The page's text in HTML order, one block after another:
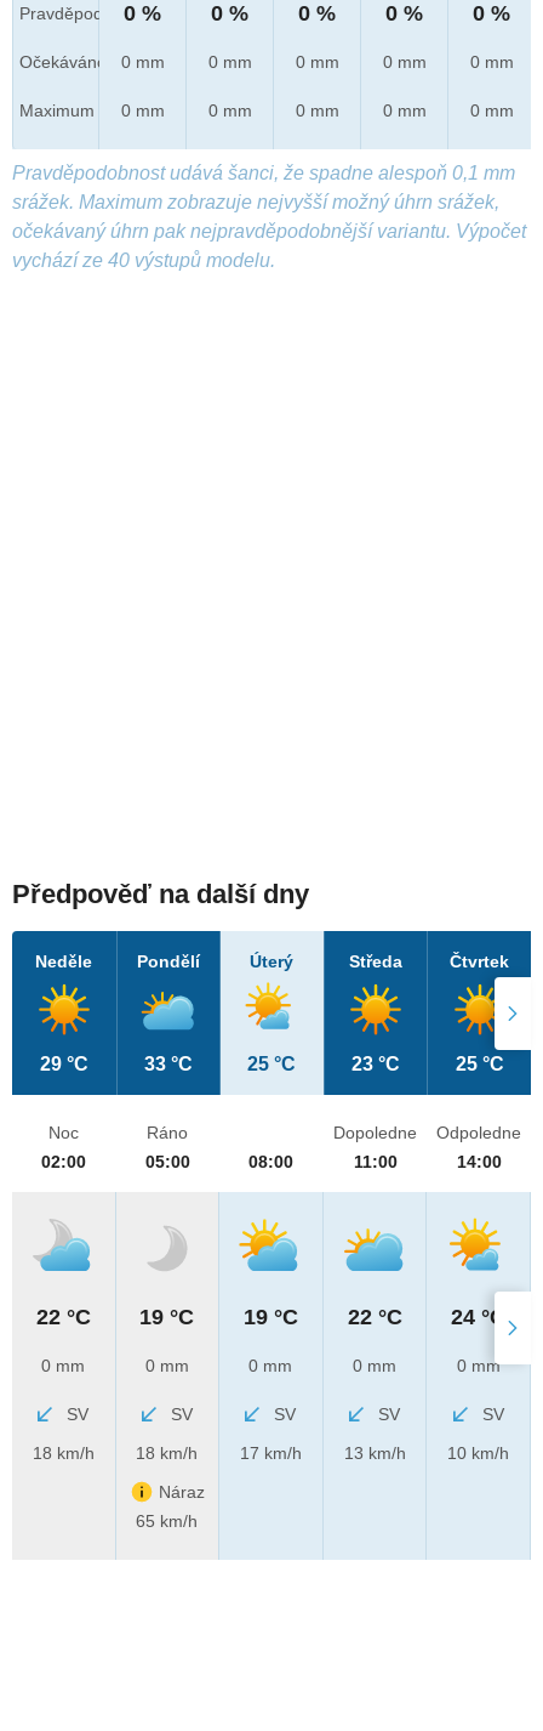
Pravděpod.
Očekáváno
Maximum
0 %
0 mm
0 mm
0 %
0 mm
0 mm
0 %
0 mm
0 mm
0 %
0 mm
0 mm
0 %
0 mm
0 mm
Pravděpodobnost udává šanci, že spadne alespoň 0,1 mm
srážek. Maximum zobrazuje nejvyšší možný úhrn srážek,
očekávaný úhrn pak nejpravděpodobnější variantu. Výpočet
vychází ze 40 výstupů modelu.
Předpověď na další dny
Neděle
29 °C
Pondělí
33 °C
Úterý
25 °C
Středa
23 °C
Čtvrtek
25 °C
Noc
02:00
22 °C
0 mm
SV
18 km/h
Ráno
05:00
19 °C
0 mm
SV
18 km/h
Náraz
65 km/h
08:00
19 °C
0 mm
SV
17 km/h
Dopoledne
11:00
22 °C
0 mm
SV
13 km/h
Odpoledne
14:00
24 °C
0 mm
SV
10 km/h